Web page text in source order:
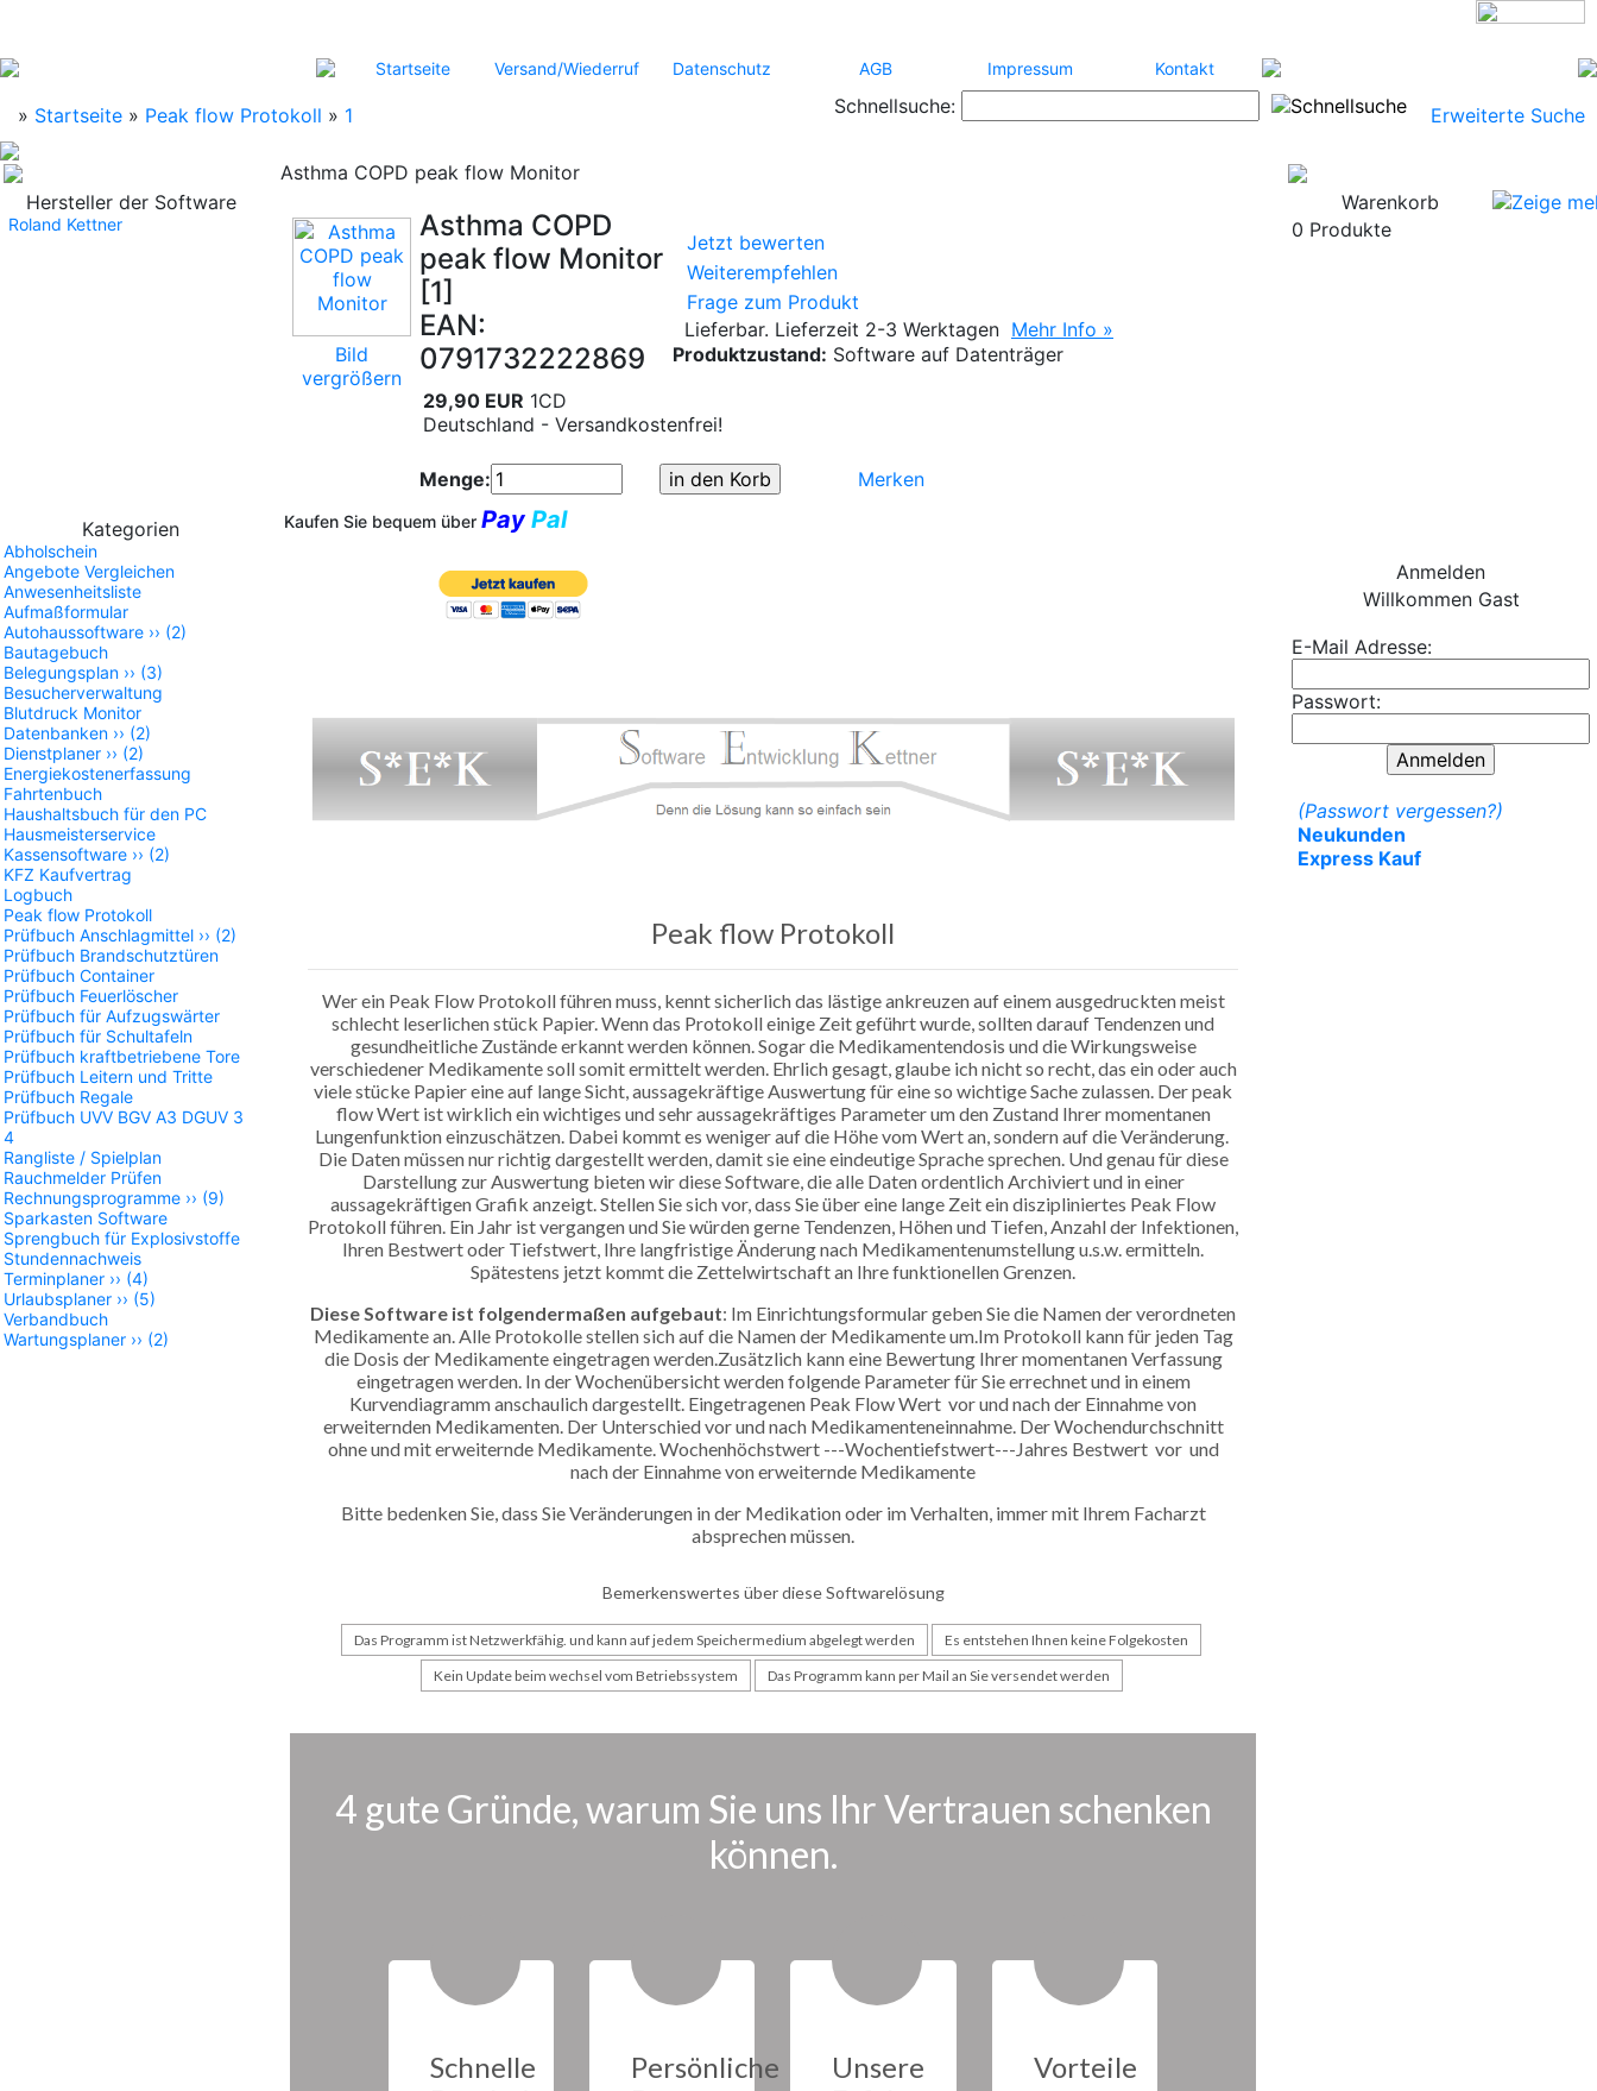
Startseite Versand/Wiederruf Datenschutz AGB Impressum Kontakt
» Startseite » Peak flow Protokoll » 1 Schnellsuche: Erweiterte Suche
Hersteller der Software
Roland Kettner
Kategorien
Abholschein
Angebote Vergleichen
Anwesenheitsliste
Aufmaßformular
Autohaussoftware ›› (2)
Bautagebuch
Belegungsplan ›› (3)
Besucherverwaltung
Blutdruck Monitor
Datenbanken ›› (2)
Dienstplaner ›› (2)
Energiekostenerfassung
Fahrtenbuch
Haushaltsbuch für den PC
Hausmeisterservice
Kassensoftware ›› (2)
KFZ Kaufvertrag
Logbuch
Peak flow Protokoll
Prüfbuch Anschlagmittel ›› (2)
Prüfbuch Brandschutztüren
Prüfbuch Container
Prüfbuch Feuerlöscher
Prüfbuch für Aufzugswärter
Prüfbuch für Schultafeln
Prüfbuch kraftbetriebene Tore
Prüfbuch Leitern und Tritte
Prüfbuch Regale
Prüfbuch UVV BGV A3 DGUV 3
4
Rangliste / Spielplan
Rauchmelder Prüfen
Rechnungsprogramme ›› (9)
Sparkasten Software
Sprengbuch für Explosivstoffe
Stundennachweis
Terminplaner ›› (4)
Urlaubsplaner ›› (5)
Verbandbuch
Wartungsplaner ›› (2)
Asthma COPD peak flow Monitor
Bild
vergrößern
Asthma COPD
peak flow Monitor
[1]
EAN:
0791732222869
Jetzt bewerten
Weiterempfehlen
Frage zum Produkt
Lieferbar. Lieferzeit 2-3 Werktagen Mehr Info »
Produktzustand: Software auf Datenträger
29,90 EUR 1CD
Deutschland - Versandkostenfrei!
Menge: Merken
Kaufen Sie bequem über Pay Pal
Peak flow Protokoll
Wer ein Peak Flow Protokoll führen muss, kennt sicherlich das lästige ankreuzen auf einem ausgedruckten meist
schlecht leserlichen stück Papier. Wenn das Protokoll einige Zeit geführt wurde, sollten darauf Tendenzen und
gesundheitliche Zustände erkannt werden können. Sogar die Medikamentendosis und die Wirkungsweise
verschiedener Medikamente soll somit ermittelt werden. Ehrlich gesagt, glaube ich nicht so recht, das ein oder auch
viele stücke Papier eine auf lange Sicht, aussagekräftige Auswertung für eine so wichtige Sache zulassen. Der peak
flow Wert ist wirklich ein wichtiges und sehr aussagekräftiges Parameter um den Zustand Ihrer momentanen
Lungenfunktion einzuschätzen. Dabei kommt es weniger auf die Höhe vom Wert an, sondern auf die Veränderung.
Die Daten müssen nur richtig dargestellt werden, damit sie eine eindeutige Sprache sprechen. Und genau für diese
Darstellung zur Auswertung bieten wir diese Software, die alle Daten ordentlich Archiviert und in einer
aussagekräftigen Grafik anzeigt. Stellen Sie sich vor, dass Sie über eine lange Zeit ein diszipliniertes Peak Flow
Protokoll führen. Ein Jahr ist vergangen und Sie würden gerne Tendenzen, Höhen und Tiefen, Anzahl der Infektionen,
Ihren Bestwert oder Tiefstwert, Ihre langfristige Änderung nach Medikamentenumstellung u.s.w. ermitteln.
Spätestens jetzt kommt die Zettelwirtschaft an Ihre funktionellen Grenzen.
Diese Software ist folgendermaßen aufgebaut: Im Einrichtungsformular geben Sie die Namen der verordneten
Medikamente an. Alle Protokolle stellen sich auf die Namen der Medikamente um.Im Protokoll kann für jeden Tag
die Dosis der Medikamente eingetragen werden.Zusätzlich kann eine Bewertung Ihrer momentanen Verfassung
eingetragen werden. In der Wochenübersicht werden folgende Parameter für Sie errechnet und in einem
Kurvendiagramm anschaulich dargestellt. Eingetragenen Peak Flow Wert vor und nach der Einnahme von
erweiternden Medikamenten. Der Unterschied vor und nach Medikamenteneinnahme. Der Wochendurchschnitt
ohne und mit erweiternde Medikamente. Wochenhöchstwert ---Wochentiefstwert---Jahres Bestwert vor und
nach der Einnahme von erweiternde Medikamente
Bitte bedenken Sie, dass Sie Veränderungen in der Medikation oder im Verhalten, immer mit Ihrem Facharzt
absprechen müssen.
Bemerkenswertes über diese Softwarelösung
Das Programm ist Netzwerkfähig. und kann auf jedem Speichermedium abgelegt werden
Es entstehen Ihnen keine Folgekosten
Kein Update beim wechsel vom Betriebssystem
Das Programm kann per Mail an Sie versendet werden
4 gute Gründe, warum Sie uns Ihr Vertrauen schenken
können.
Schnelle
Persönliche
Unsere
Vorteile
Warenkorb
0 Produkte
Anmelden
Willkommen Gast
E-Mail Adresse:
Passwort:
(Passwort vergessen?)
Neukunden
Express Kauf